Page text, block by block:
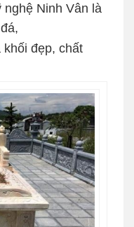
Ninh Vân là
khối đẹp, chất